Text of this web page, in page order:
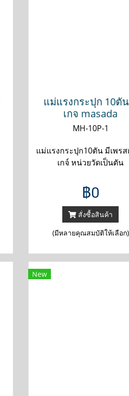
แม่แรงกระปุก 10ตั
เกจ masada
MH-10P-1
แม่แรงกระปุก10ตัน มีเพรส
เกจ์ หน่วยวัดเป็นตัน
฿0
สั่งซื้อสินค้า
(มีหลายคุณสมบัติให้เลือก)
New